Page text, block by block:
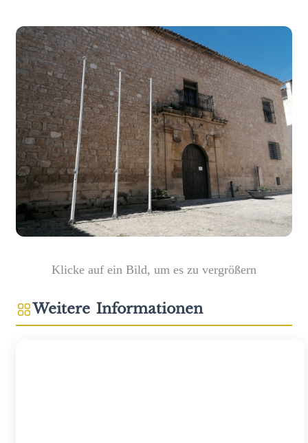
Klicke auf ein Bild, um es zu vergrößern
Weitere Informationen